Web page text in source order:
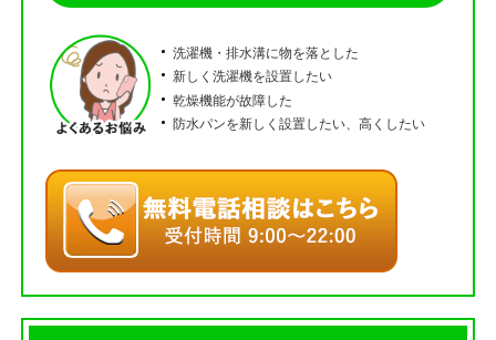
洗濯機・排水溝に物を落とした
新しく洗濯機を設置したい
乾燥機能が故障した
防水パンを新しく設置したい、高くしたい